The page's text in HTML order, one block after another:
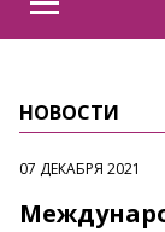
НОВОСТИ
07 ДЕКАБРЯ 2021